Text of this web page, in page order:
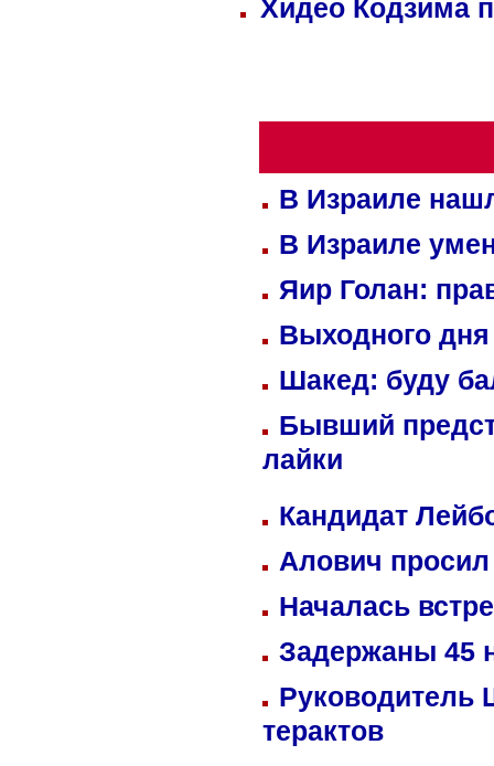
Хидео Кодзима
В Израиле
В Израиле
Яир Голан:
Выходного
Шакед: буду
Бывший
лайки
Кандидат
Алович просил
Началась
Задержаны 45
Руководитель
терактов